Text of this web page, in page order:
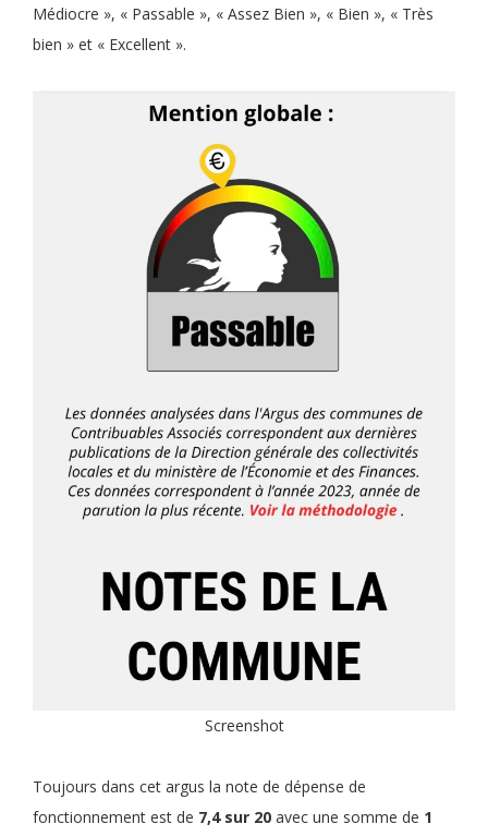
Médiocre », « Passable », « Assez Bien », « Bien », « Très
bien » et « Excellent ».
Screenshot
Toujours dans cet argus la note de dépense de
fonctionnement est de 7,4 sur 20 avec une somme de 1